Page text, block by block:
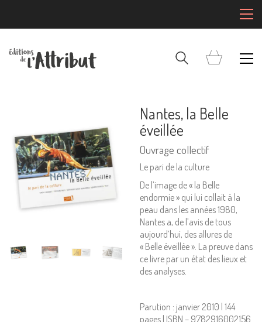
Nantes, la Belle
éveillée
Ouvrage collectif
Le pari de la culture
De l’image de « la Belle
endormie » qui lui collait à la
peau dans les années 1980,
Nantes a, de l’avis de tous
aujourd’hui, des allures de
« Belle éveillée ». La preuve dans
ce livre par un état des lieux et
des analyses.
Parution : janvier 2010 | 144
pages | ISBN – 9782916002156